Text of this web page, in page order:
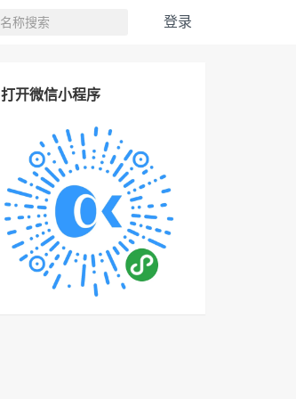
登录
打开微信小程序